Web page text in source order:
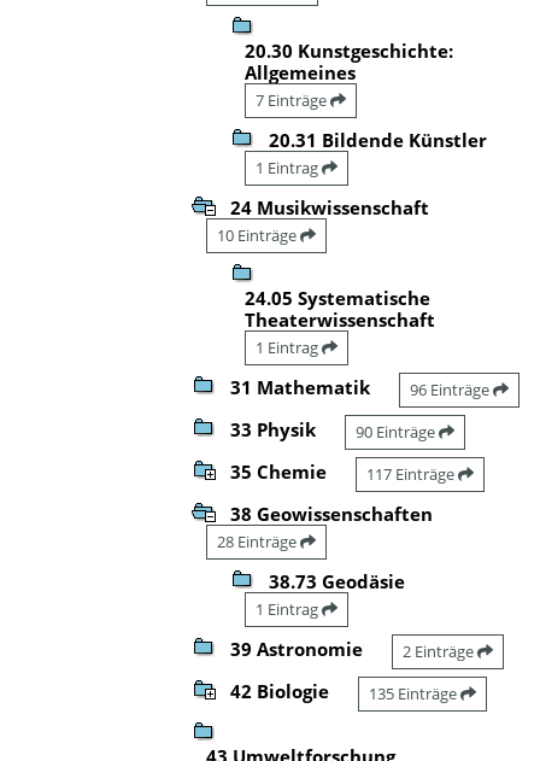
20.30 Kunstgeschichte:
Allgemeines
7 Einträge
20.31 Bildende Künstler
1 Eintrag
24 Musikwissenschaft
10 Einträge
24.05 Systematische
Theaterwissenschaft
1 Eintrag
31 Mathematik 96 Einträge
33 Physik 90 Einträge
35 Chemie 117 Einträge
38 Geowissenschaften
28 Einträge
38.73 Geodäsie
1 Eintrag
39 Astronomie 2 Einträge
42 Biologie 135 Einträge
43 Umweltforschung,